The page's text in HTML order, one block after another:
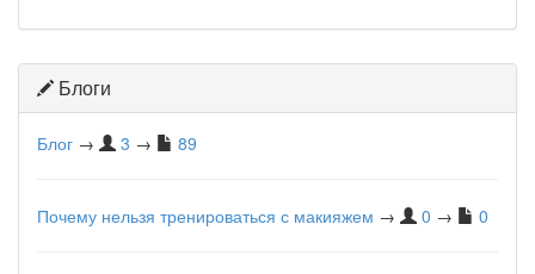
Блоги
Блог → 3 → 89
Почему нельзя тренироваться с макияжем → 0 → 0